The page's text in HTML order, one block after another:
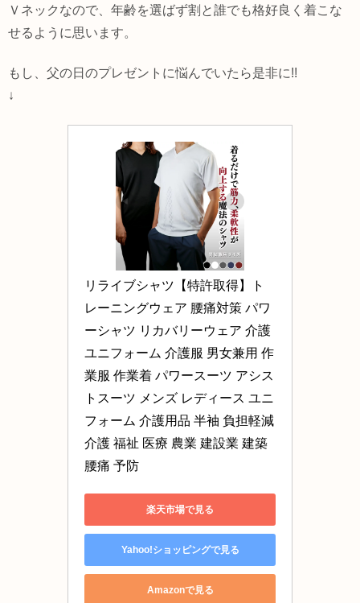
Ｖネックなので、年齢を選ばず割と誰でも格好良く着こな
せるように思います。
もし、父の日のプレゼントに悩んでいたら是非に!!
↓
リライブシャツ【特許取得】ト
レーニングウェア 腰痛対策 パワ
ーシャツ リカバリーウェア 介護
ユニフォーム 介護服 男女兼用 作
業服 作業着 パワースーツ アシス
トスーツ メンズ レディース ユニ
フォーム 介護用品 半袖 負担軽減
介護 福祉 医療 農業 建設業 建築
腰痛 予防
楽天市場で見る
Yahoo!ショッピングで見る
Amazonで見る